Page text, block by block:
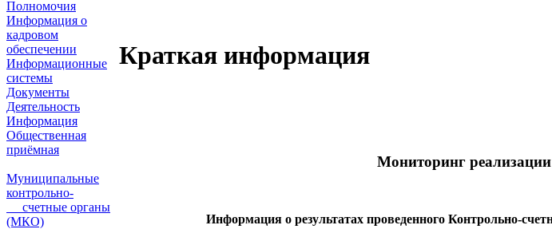
Полномочия
Информация о
кадровом
обеспечении
Информационные
системы
Документы
Деятельность
Информация
Общественная
приёмная
Муниципальные
контрольно-
счетные органы
(МКО)
Краткая информация
Мониторинг
Информация о результатах проведенного Контрольно-